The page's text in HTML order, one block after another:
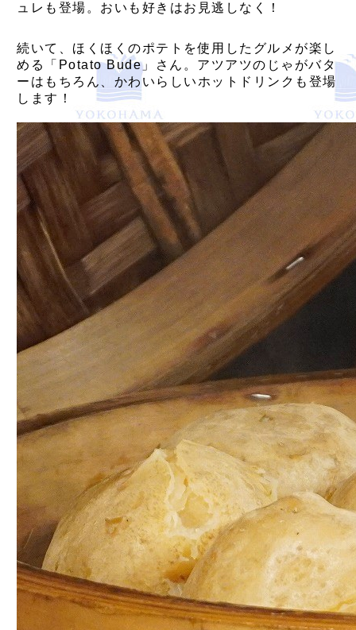
ュレも登場。おいも好きはお見逃しなく！
続いて、ほくほくのポテトを使用したグルメが楽し
める「Potato Bude」さん。アツアツのじゃがバタ
ーはもちろん、かわいらしいホットドリンクも登場
します！